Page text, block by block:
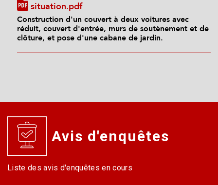
situation.pdf
Construction d'un couvert à deux voitures avec
réduit, couvert d'entrée, murs de soutènement et de
clôture, et pose d'une cabane de jardin.
Avis d'enquêtes
Liste des avis d'enquêtes en cours